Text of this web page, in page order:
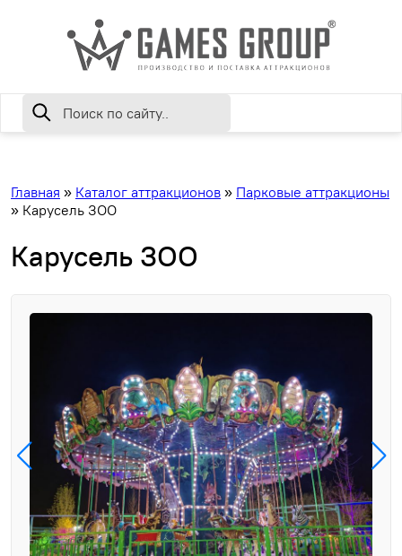
Главная » Каталог аттракционов » Парковые аттракционы
» Карусель ЗОО
Карусель ЗОО